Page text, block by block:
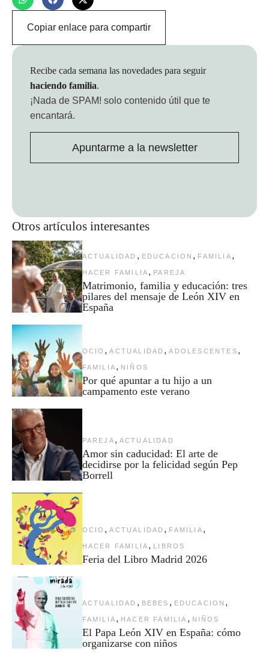
Copiar enlace para compartir
Otros artículos interesantes
ACTUALIDAD , EDUCACION , FAMILIA ,
HACER FAMILIA , PAREJA
Matrimonio, familia y educación: tres
pilares del mensaje de León XIV en
España
OCIO , ACTUALIDAD , ADOLESCENTES ,
FAMILIA , NIÑOS
Por qué apuntar a tu hijo a un
campamento este verano
PAREJA , ACTUALIDAD
Amor sin caducidad: El arte de
decidirse por la felicidad según Pep
Borrell
OCIO , ACTUALIDAD , FAMILIA ,
HACER FAMILIA , LIBROS
Feria del Libro Madrid 2026
ACTUALIDAD , BEBES , EDUCACION ,
FAMILIA , HACER FAMILIA , NIÑOS
El Papa León XIV en España: cómo
organizarse con niños
Recibe cada semana las novedades para seguir
haciendo familia.
¡Nada de SPAM! solo contenido útil que te
encantará.
Apuntarme a la newsletter